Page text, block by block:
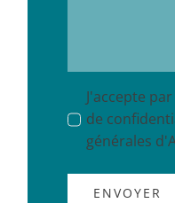
J'accepte
de
générales
ENVOYER